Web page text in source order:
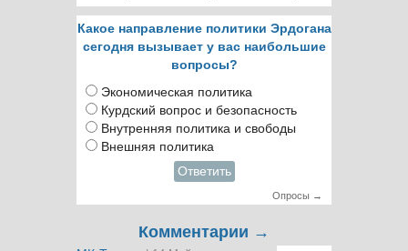
Какое направление политики Эрдогана
сегодня вызывает у вас наибольшие
вопросы?
Экономическая политика
Курдский вопрос и безопасность
Внутренняя политика и свободы
Внешняя политика
Ответить
Опросы →
Комментарии →